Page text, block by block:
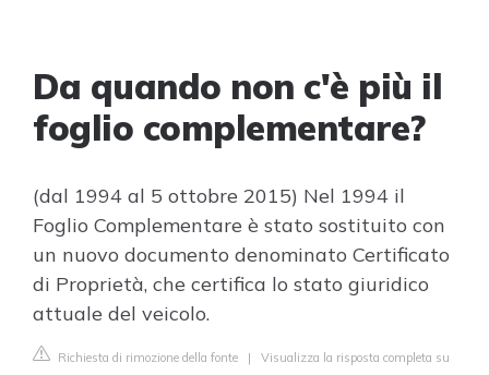
Da quando non c'è più il
foglio complementare?
(dal 1994 al 5 ottobre 2015) Nel 1994 il
Foglio Complementare è stato sostituito con
un nuovo documento denominato Certificato
di Proprietà, che certifica lo stato giuridico
attuale del veicolo.
Richiesta di rimozione della fonte | Visualizza la risposta completa su